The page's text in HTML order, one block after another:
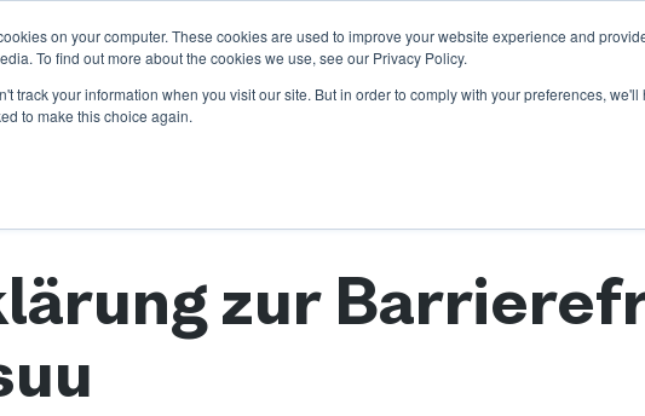
on your computer. These cookies are used to improve your website experience and
To find out more about the cookies we use, see our Privacy Policy.
track your information when you visit our site. But in order to comply with your preferences,
to make this choice again.
Produkt Branchen
Show submenu for Branchen
Unsere Kunden Kalender Ressourcen
zur